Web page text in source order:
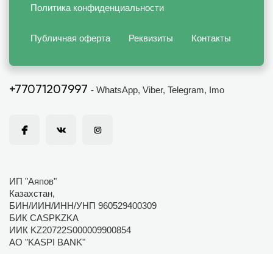
Политика конфиденциальности
Публичная оферта Реквизиты Контакты
+77071207997 - WhatsApp, Viber, Telegram, Imo
ИП "Аяпов"
Казахстан,
БИН/ИИН/ИНН/УНП 960529400309
БИК CASPKZKA
ИИК KZ20722S000009900854
АО "KASPI BANK"